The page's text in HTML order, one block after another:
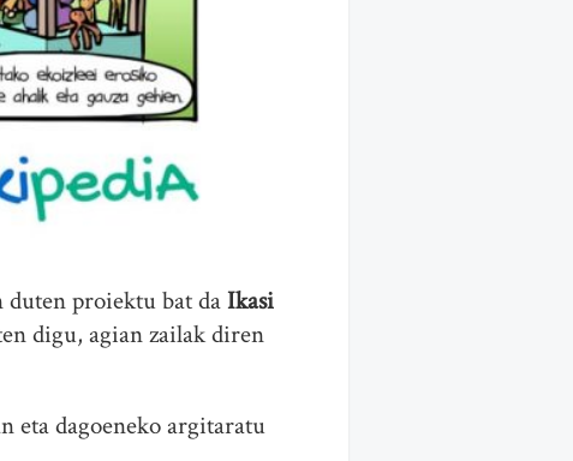
proiektu bat daIkasi
digu, agian zailak diren
eta dagoeneko argitaratu